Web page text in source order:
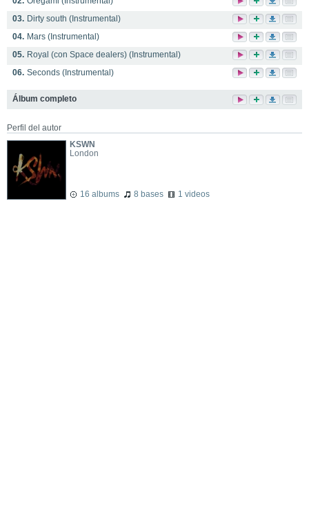
03. Dirty south (Instrumental)
04. Mars (Instrumental)
05. Royal (con Space dealers) (Instrumental)
06. Seconds (Instrumental)
Álbum completo
Perfil del autor
KSWN
London
16 albums 8 bases 1 videos